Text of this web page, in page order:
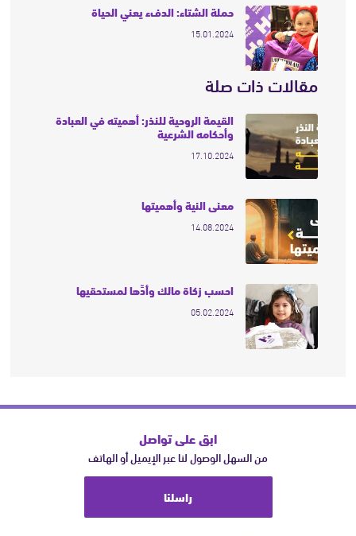
حملة الشتاء: الدفء يعني الحياة
15.01.2024
مقالات ذات صلة
القيمة الروحية للنذر: أهميته في العبادة
وأحكامه الشرعية
17.10.2024
معنى النية وأهميتها
14.08.2024
احسب زكاة مالك وأدِّها لمستحقيها
05.02.2024
ابق على تواصل
من السهل الوصول لنا عبر الإيميل أو الهاتف
راسلنا